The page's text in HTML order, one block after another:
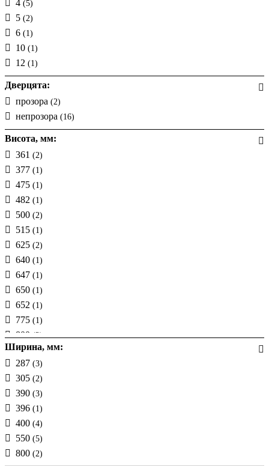
4 (5)
5 (2)
6 (1)
10 (1)
12 (1)
Дверцята:
прозора (2)
непрозора (16)
Висота, мм:
361 (2)
377 (1)
475 (1)
482 (1)
500 (2)
515 (1)
625 (2)
640 (1)
647 (1)
650 (1)
652 (1)
775 (1)
800 (2)
950(2)
1100(1)
Ширина, мм:
287 (3)
305 (2)
390 (3)
396 (1)
400 (4)
550 (5)
800 (2)